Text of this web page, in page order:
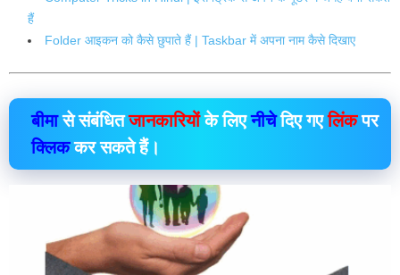
हैं
Folder आइकन को कैसे छुपाते हैं | Taskbar में अपना नाम कैसे दिखाए
बीमासे संबंधितजानकारियोंके लिएनीचेदिए गएलिंकपर
क्लिककर सकते हैं।